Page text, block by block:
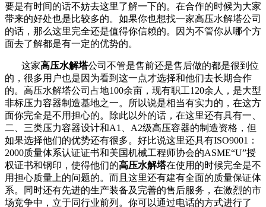
要是有时间的话不妨去这里了解一下的。在合作的时候为大家
带来的好处也是比较多的。如果你也想找一家高压水解塔公司
的话，那么这里完全还是值得你信赖的。因为不管你从哪个方
面去了解都是有一定的优势的。
这家高压水解塔公司不管是售前还是售后做的都是很到位
的，很多用户也是因为看到这一点才选择和他们去长期合作
的。高压水解塔公司占地100余亩，现有职工120余人，是大型
非标压力容器制造基地之一。所以说是相当有实力的，在这方
面你完全是不用担心的。除此以外的话，在这里还有具有一、
二、三类压力容器设计和A1 A2级高压容器的制造资格，但
如果选择他们的优势还有很多。好比说这里还具有ISO9001 ：
2000质量体系认证证书和美国机械工程师协会的ASME“U”授
权证书和钢印，使得他们的高压水解塔在使用的时候完全是不
用担心质量上的问题的。而且这里还有建有全面的质量保证体
系。同时还有先进的生产装备及完善的售后服务，在激烈的市
场竞争中，立于同行业前列。你可以通过电话的方式进行了